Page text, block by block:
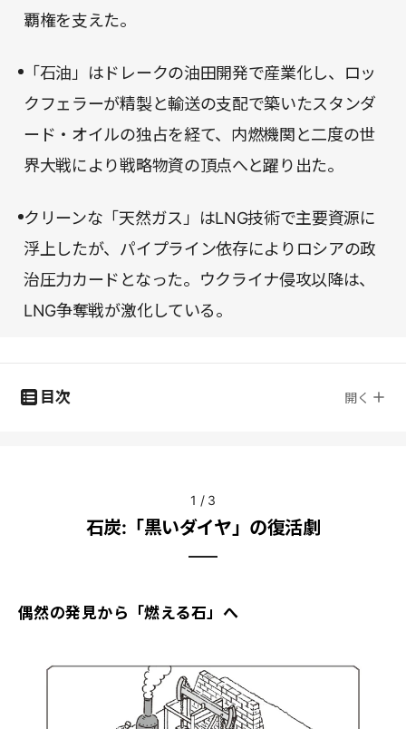
覇権を支えた。
「石油」はドレークの油田開発で産業化し、ロッ
クフェラーが精製と輸送の支配で築いたスタンダ
ード・オイルの独占を経て、内燃機関と二度の世
界大戦により戦略物資の頂点へと躍り出た。
クリーンな「天然ガス」はLNG技術で主要資源に
浮上したが、パイプライン依存によりロシアの政
治圧力カードとなった。ウクライナ侵攻以降は、
LNG争奪戦が激化している。
目次 開く
1 / 3
石炭:「黒いダイヤ」の復活劇
偶然の発見から「燃える石」へ